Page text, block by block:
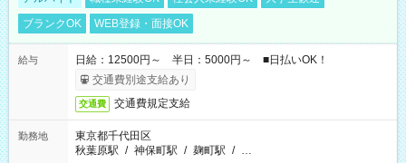
ブランクOK
WEB登録・面接OK
給与
日給：12500円～ 半日：5000円～ ■日払いOK！
交通費別途支給あり
交通費 交通費規定支給
勤務地
東京都千代田区
秋葉原駅 / 神保町駅 / 麹町駅 / …